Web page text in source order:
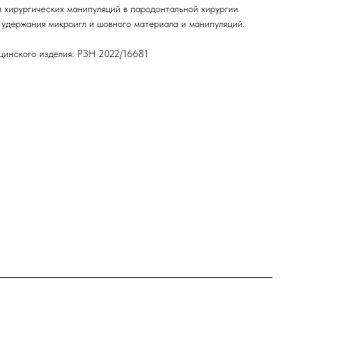
манипуляций в пародонтальной хирургии
микроигл и шовного материала и манипуляций.
изделия: РЗН 2022/16681